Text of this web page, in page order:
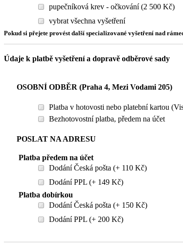
pupečníková krev - očkování (2 500 Kč)
vybrat všechna vyšetření
Pokud si přejete provést další specializované vyšetření nad
Údaje k platbě vyšetření a dopravě odběrové sady
OSOBNÍ ODBĚR (Praha 4, Mezi Vodami 205)
Platba v hotovosti nebo platební kartou
Bezhotovostní platba, předem na účet
POSLAT NA ADRESU
Platba předem na účet
Dodání Česká pošta (+ 110 Kč)
Dodání PPL (+ 149 Kč)
Platba dobírkou
Dodání Česká pošta (+ 150 Kč)
Dodání PPL (+ 200 Kč)